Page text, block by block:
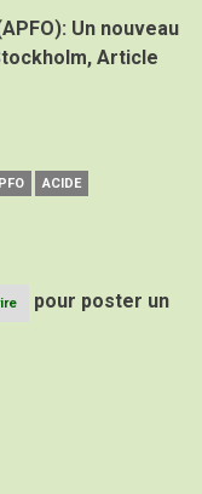
Un nouveau
Article
ACIDE
pour poster un